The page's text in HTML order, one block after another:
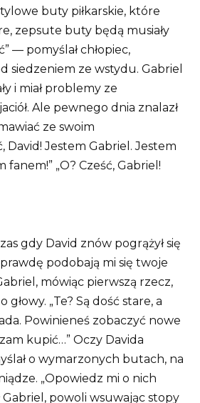
buty piłkarskie, które
zepsute buty będą musiały
— pomyślał chłopiec,
siedzeniem ze wstydu. Gabriel
i miał problemy ze
Ale pewnego dnia znalazł
ze swoim
David! Jestem Gabriel. Jestem
fanem!” „O? Cześć, Gabriel!
gdy David znów pogrążył się
podobają mi się twoje
mówiąc pierwszą rzecz,
głowy. „Te? Są dość stare, a
Powinieneś zobaczyć nowe
kupić…” Oczy Davida
o wymarzonych butach, na
„Opowiedz mi o nich
Gabriel, powoli wsuwając stopy